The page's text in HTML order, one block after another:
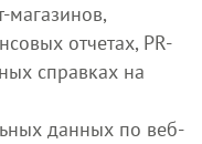
магазинов,
отчетах, PR-
справках на
данных по веб-